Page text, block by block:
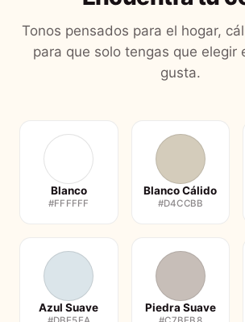
Tonos pensados para el hogar,
para que solo tengas que elegir
gusta.
Blanco
#FFFFFF
Blanco Cálido
#D4CCBB
Azul Suave Piedra Suave